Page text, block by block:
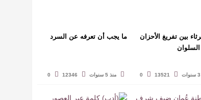
بين تفريغ الأحزان
السلوان
13521
0
ما يجب أن تعرفه عن السرد
منذ 5 سنوات 12346
0